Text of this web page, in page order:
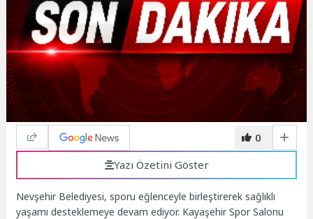
0
Yazı Özetini Göster
Nevşehir Belediyesi, sporu eğlenceyle birleştirerek sağlıklı
yaşamı desteklemeye devam ediyor. Kayaşehir Spor Salonu